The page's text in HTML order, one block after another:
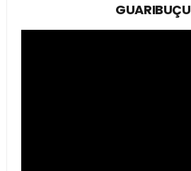
GUARIBUÇU